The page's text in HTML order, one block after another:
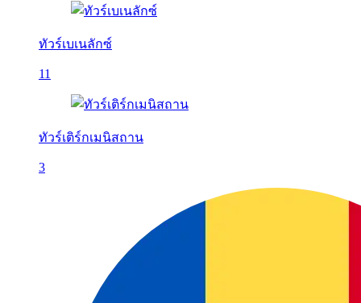
ทัวร์เบเนลักซ์
11
ทัวร์เติร์กเมนิสถาน
3